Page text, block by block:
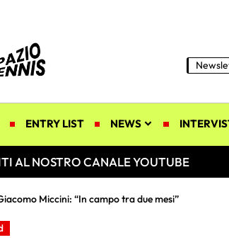
ENTRY LIST NEWS
AL NOSTRO CANALE YOUTUBE
Miccini: “In campo tra due mesi”